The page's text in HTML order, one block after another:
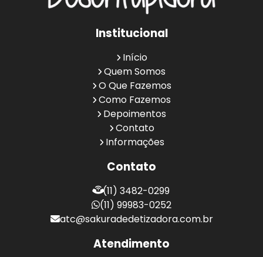
Institucional
Início
Quem Somos
O Que Fazemos
Como Fazemos
Depoimentos
Contato
Informações
Contato
(11) 3482-0299
(11) 99983-0252
atc@sakuradedetizadora.com.br
Atendimento